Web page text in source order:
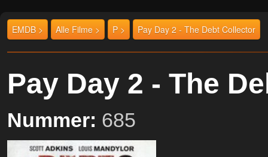
EMDB > Alle Filme > P > Pay Day 2 - The Debt Collector
Pay Day 2 - The
Nummer: 685